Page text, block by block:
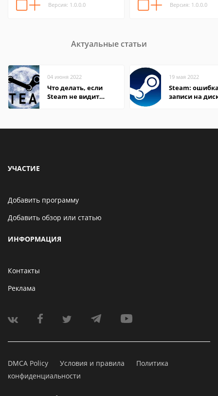
Версия: 1.0.0.0 Версия: 1.0.0.0
Актуальные статьи
04 июня 2022
Что делать, если
Steam не видит
19 мая 2022
Steam:
записи на
УЧАСТИЕ
Добавить программу
Добавить обзор или статью
ИНФОРМАЦИЯ
Контакты
Реклама
DMCA Policy Условия и правила
Политика
конфиденциальности